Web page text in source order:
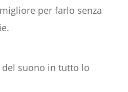
per farlo senza
suono in tutto lo